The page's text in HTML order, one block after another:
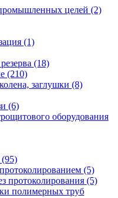
целей (2)
(1)
(18)
(210)
заглушки (8)
(6)
оборудования
(95)
(5)
протоколирования (5)
полимерных труб